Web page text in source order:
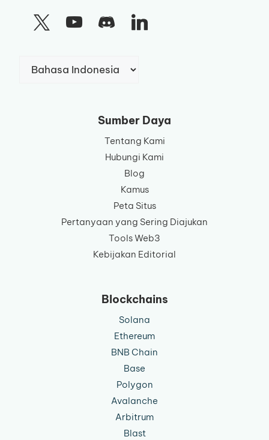
sebuah
Sumber Daya
Tentang Kami
Hubungi Kami
Blog
Kamus
Peta Situs
Pertanyaan yang Sering Diajukan
Tools Web3
Kebijakan Editorial
Blockchains
Solana
Ethereum
BNB Chain
Base
Polygon
Avalanche
Arbitrum
Blast